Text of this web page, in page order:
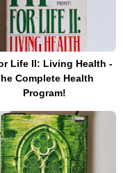
Life II: Living Health -
Complete Health
Program!